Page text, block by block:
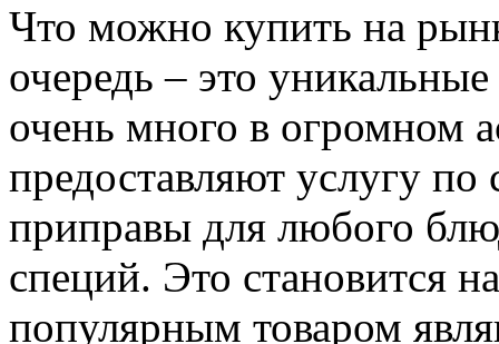
Что можно купить на
очередь – это
очень много в огромном
предоставляют услугу
приправы для любого
специй. Это становится
популярным товаром